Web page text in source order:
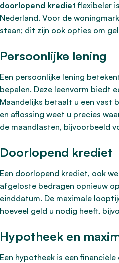
doorlopend krediet flexibeler
Nederland. Voor de
staan; dit zijn ook opties om
Persoonlijke lening
Een persoonlijke lening
bepalen. Deze leenvorm biedt
Maandelijks betaalt u een vast
en aflossing weet u precies
de maandlasten, bijvoorbeeld
Doorlopend krediet
Een doorlopend krediet, ook
afgeloste bedragen opnieuw
einddatum. De maximale
hoeveel geld u nodig heeft,
Hypotheek en
Een hypotheek is een